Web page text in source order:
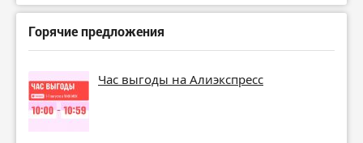
Горячие предложения
Час выгоды на Алиэкспресс